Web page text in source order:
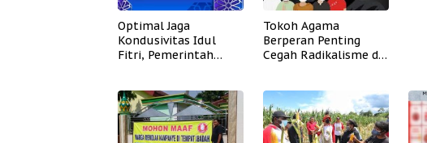
Optimal Jaga
Kondusivitas Idul
Fitri, Pemerintah
Masyarakat
Tokoh Agama
Berperan Penting
Cegah Radikalisme di